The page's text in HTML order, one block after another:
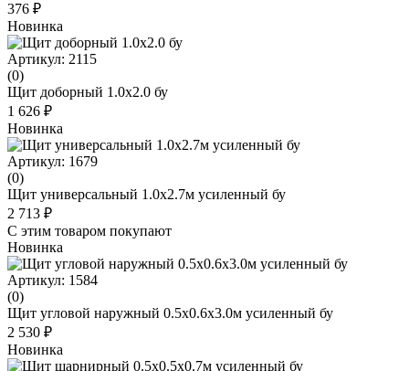
376 ₽
Новинка
Артикул: 2115
(0)
Щит доборный 1.0x2.0 бу
1 626 ₽
Новинка
Артикул: 1679
(0)
Щит универсальный 1.0х2.7м усиленный бу
2 713 ₽
С этим товаром покупают
Новинка
Артикул: 1584
(0)
Щит угловой наружный 0.5х0.6х3.0м усиленный бу
2 530 ₽
Новинка